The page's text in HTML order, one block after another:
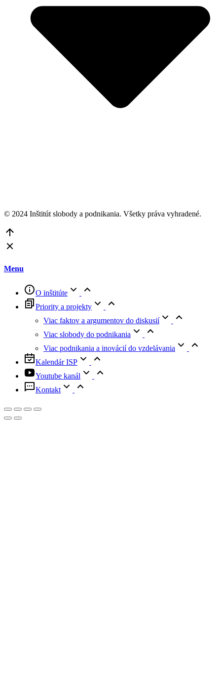
© 2024 Inštitút slobody a podnikania. Všetky práva vyhradené.
Menu
O inštitúte
Priority a projekty
Viac faktov a argumentov do diskusií
Viac slobody do podnikania
Viac podnikania a inovácií do vzdelávania
Kalendár ISP
Youtube kanál
Kontakt